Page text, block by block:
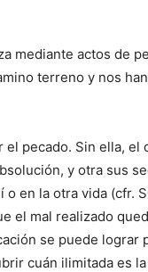
mediante actos de
terreno y nos
pecado. Sin ella,
y otra sus
en la otra vida
el mal realizado
se puede
cuán ilimitada es